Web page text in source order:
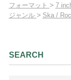
フォーマット > 7
ジャンル > Ska /
SEARCH